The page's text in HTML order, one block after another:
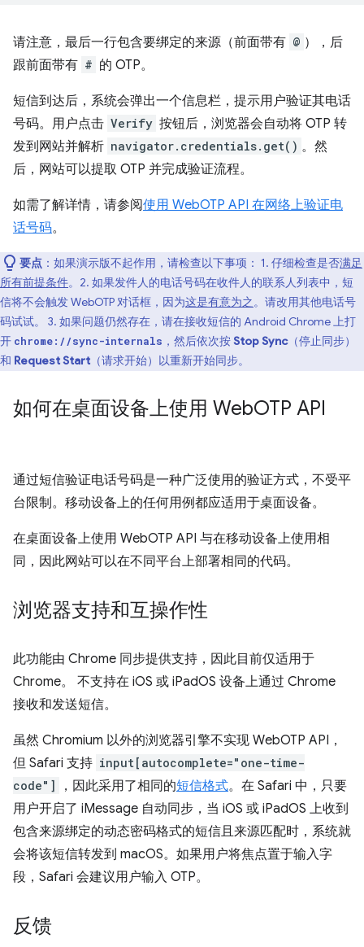
请注意，最后一行包含要绑定的来源（前面带有 @ ），后
跟前面带有 # 的 OTP。
短信到达后，系统会弹出一个信息栏，提示用户验证其电话
号码。用户点击 Verify 按钮后，浏览器会自动将 OTP 转
发到网站并解析 navigator.credentials.get() 。然
后，网站可以提取 OTP 并完成验证流程。
如需了解详情，请参阅使用 WebOTP API 在网络上验证电
话号码。
要点 ：如果演示版不起作用，请检查以下事项： 1. 仔细检查是否满足
所有前提条件。2. 如果发件人的电话号码在收件人的联系人列表中，短
信将不会触发 WebOTP 对话框，因为这是有意为之。请改用其他电话号
码试试。 3. 如果问题仍然存在，请在接收短信的 Android Chrome 上打
开 chrome://sync-internals ，然后依次按Stop Sync（停止同步）
和 Request Start （请求开始）以重新开始同步。
如何在桌面设备上使用 WebOTP API
通过短信验证电话号码是一种广泛使用的验证方式，不受平
台限制。移动设备上的任何用例都应适用于桌面设备。
在桌面设备上使用 WebOTP API 与在移动设备上使用相
同，因此网站可以在不同平台上部署相同的代码。
浏览器支持和互操作性
此功能由 Chrome 同步提供支持，因此目前仅适用于
Chrome。 不支持在 iOS 或 iPadOS 设备上通过 Chrome
接收和发送短信。
虽然 Chromium 以外的浏览器引擎不实现 WebOTP API，
但 Safari 支持 input[autocomplete="one-time-
code"]
，因此采用了相同的短信格式。在 Safari 中，只要
用户开启了 iMessage 自动同步，当 iOS 或 iPadOS 上收到
包含来源绑定的动态密码格式的短信且来源匹配时，系统就
会将该短信转发到 macOS。如果用户将焦点置于输入字
段，Safari 会建议用户输入 OTP。
反馈